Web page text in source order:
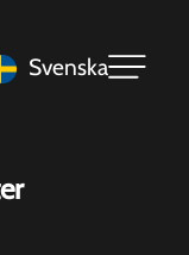
Svenska